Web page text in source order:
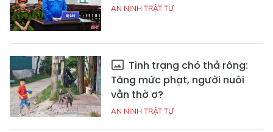
AN NINH TRẬT TỰ
Tình trạng chó thả rông:
Tăng mức phạt, người nuôi
vẫn thờ ơ?
AN NINH TRẬT TỰ